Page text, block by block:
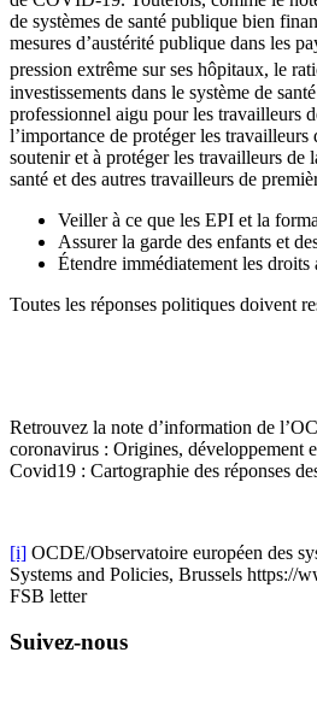
de systèmes de santé publique bien
mesures d’austérité publique dans les
pression extrême sur ses hôpitaux, le
investissements dans le système de
professionnel aigu pour les travailleurs
l’importance de protéger les
soutenir et à protéger les travailleurs de
santé et des autres travailleurs de
Veiller à ce que les EPI et la
Assurer la garde des enfants et
Étendre immédiatement les droits
Toutes les réponses politiques doivent
Retrouvez la note d’information de
coronavirus : Origines, développement
Covid19 : Cartographie des réponses
[i] OCDE/Observatoire européen des
Systems and Policies, Brussels
FSB letter
Suivez-nous